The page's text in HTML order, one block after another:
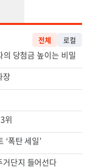
전체 로컬
당첨금 높이는 비밀
장
위
폭탄 세일’
단지 들어선다